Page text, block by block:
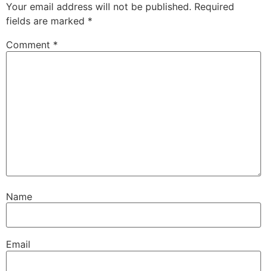
Your email address will not be published. Required
fields are marked *
Comment *
Name
Email